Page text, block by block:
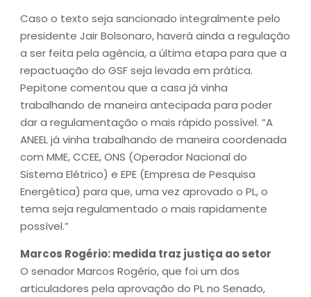
Caso o texto seja sancionado integralmente pelo
presidente Jair Bolsonaro, haverá ainda a regulação
a ser feita pela agência, a última etapa para que a
repactuação do GSF seja levada em prática.
Pepitone comentou que a casa já vinha
trabalhando de maneira antecipada para poder
dar a regulamentação o mais rápido possível. “A
ANEEL já vinha trabalhando de maneira coordenada
com MME, CCEE, ONS (Operador Nacional do
Sistema Elétrico) e EPE (Empresa de Pesquisa
Energética) para que, uma vez aprovado o PL, o
tema seja regulamentado o mais rapidamente
possível.”
Marcos Rogério: medida traz justiça ao setor
O senador Marcos Rogério, que foi um dos
articuladores pela aprovação do PL no Senado,